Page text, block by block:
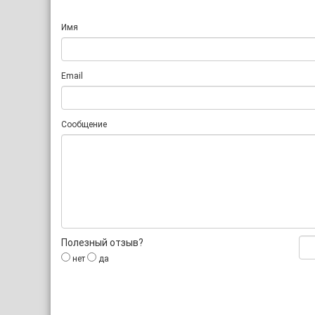
Имя
Email
Сообщение
Полезный отзыв?
нет да